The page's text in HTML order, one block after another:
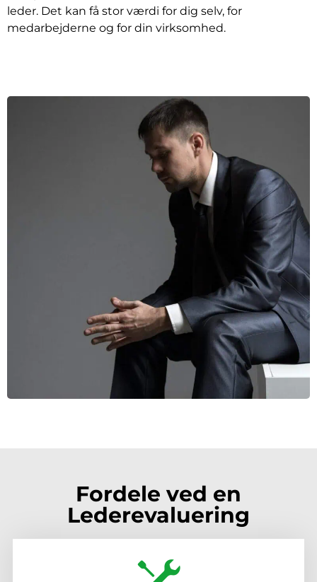
leder. Det kan få stor værdi for dig selv, for
medarbejderne og for din virksomhed.
Fordele ved en
Lederevaluering